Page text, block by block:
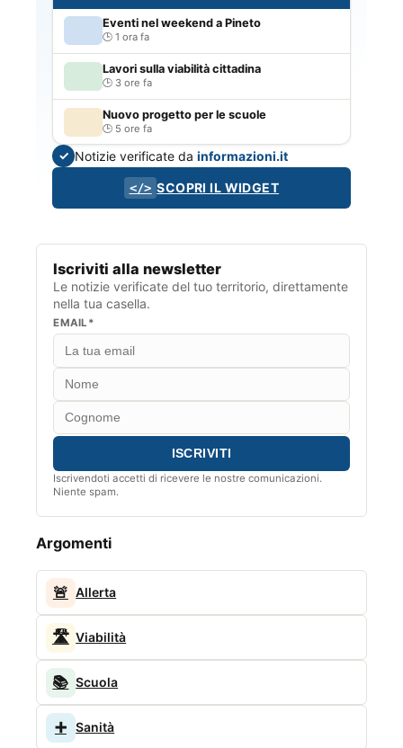
Eventi nel weekend a Pineto
1 ora fa
Lavori sulla viabilità cittadina
3 ore fa
Nuovo progetto per le scuole
5 ore fa
✓ Notizie verificate dainformazioni.it
</> SCOPRI IL WIDGET
Iscriviti alla newsletter
Le notizie verificate del tuo territorio, direttamente
nella tua casella.
EMAIL*
Iscrivendoti accetti di ricevere le nostre comunicazioni.
Niente spam.
Argomenti
🚨 Allerta
🛣️ Viabilità
📚 Scuola
➕ Sanità